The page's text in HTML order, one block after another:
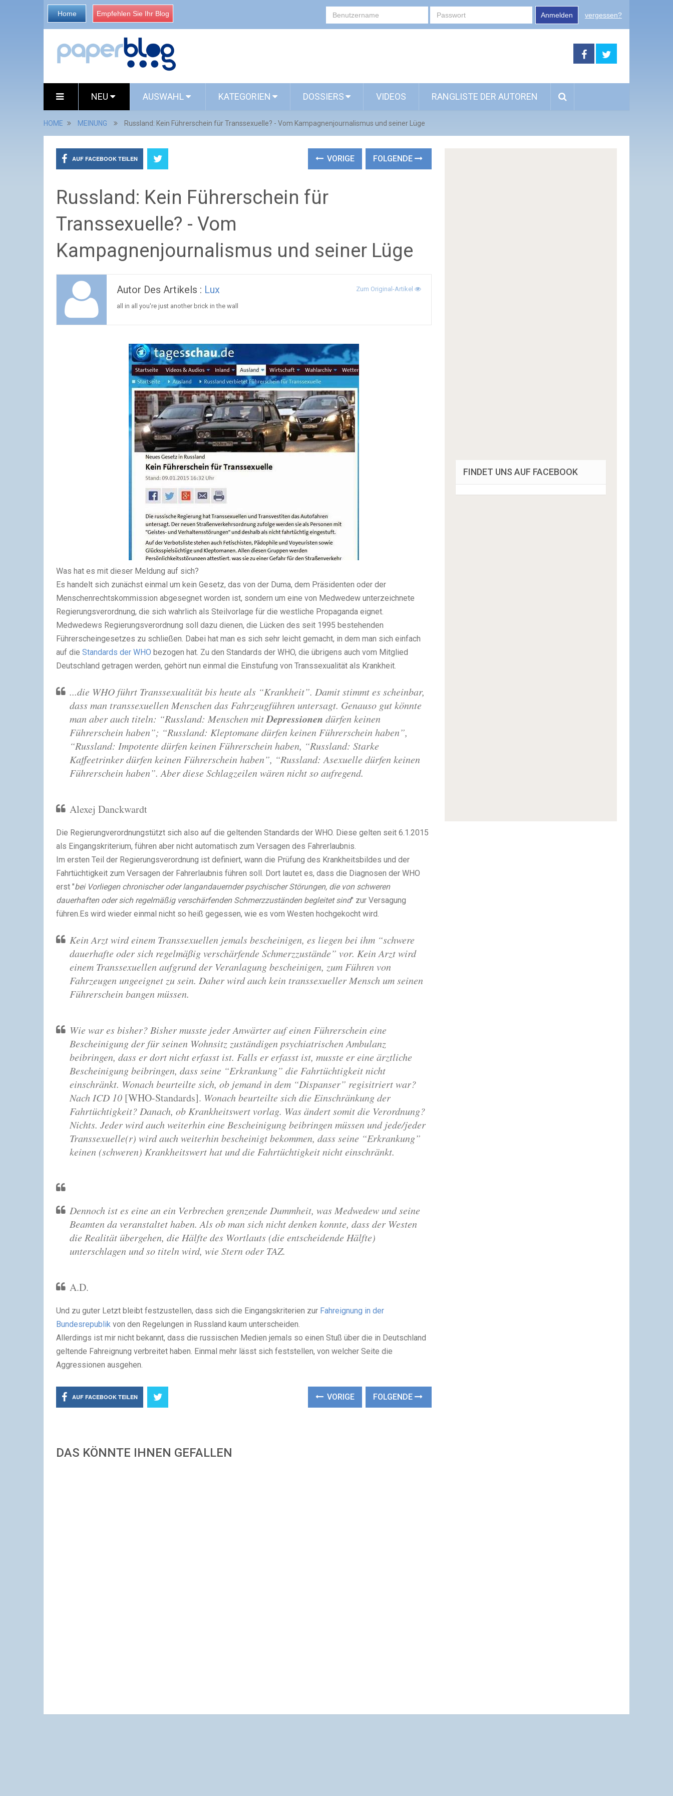
Home Empfehlen Sie Ihr Blog Anmelden vergessen?
NEU AUSWAHL KATEGORIEN DOSSIERS VIDEOS RANGLISTE DER AUTOREN
HOME MEINUNG Russland: Kein Führerschein für Transsexuelle? - Vom Kampagnenjournalismus und seiner Lüge
AUF FACEBOOK TEILEN VORIGE FOLGENDE
Russland: Kein Führerschein für
Transsexuelle? - Vom
Kampagnenjournalismus und seiner Lüge
Autor Des Artikels : Lux Zum Original-Artikel
all in all you're just another brick in the wall
Was hat es mit dieser Meldung auf sich?
Es handelt sich zunächst einmal um kein Gesetz, das von der Duma, dem Präsidenten oder der
Menschenrechtskommission abgesegnet worden ist, sondern um eine von Medwedew unterzeichnete
Regierungsverordnung, die sich wahrlich als Steilvorlage für die westliche Propaganda eignet.
Medwedews Regierungsverordnung soll dazu dienen, die Lücken des seit 1995 bestehenden
Führerscheingesetzes zu schließen. Dabei hat man es sich sehr leicht gemacht, in dem man sich einfach
auf die Standards der WHO bezogen hat. Zu den Standards der WHO, die übrigens auch vom Mitglied
Deutschland getragen werden, gehört nun einmal die Einstufung von Transsexualität als Krankheit.
...die WHO führt Transsexualität bis heute als “Krankheit”. Damit stimmt es scheinbar,
dass man transsexuellen Menschen das Fahrzeugführen untersagt. Genauso gut könnte
man aber auch titeln: “Russland: Menschen mitDepressionen dürfen keinen
Führerschein haben”; “Russland: Kleptomane dürfen keinen Führerschein haben”,
“Russland: Impotente dürfen keinen Führerschein haben, “Russland: Starke
Kaffeetrinker dürfen keinen Führerschein haben”, “Russland: Asexuelle dürfen keinen
Führerschein haben”. Aber diese Schlagzeilen wären nicht so aufregend.
Alexej Danckwardt
Die Regierungverordnungstützt sich also auf die geltenden Standards der WHO. Diese gelten seit 6.1.2015
als Eingangskriterium, führen aber nicht automatisch zum Versagen des Fahrerlaubnis.
Im ersten Teil der Regierungsverordnung ist definiert, wann die Prüfung des Krankheitsbildes und der
Fahrtüchtigkeit zum Versagen der Fahrerlaubnis führen soll. Dort lautet es, dass die Diagnosen der WHO
erst "bei Vorliegen chronischer oder langandauernder psychischer Störungen, die von schweren
dauerhaften oder sich regelmäßig verschärfenden Schmerzzuständen begleitet sind" zur Versagung
führen.Es wird wieder einmal nicht so heiß gegessen, wie es vom Westen hochgekocht wird.
Kein Arzt wird einem Transsexuellen jemals bescheinigen, es liegen bei ihm “schwere
dauerhafte oder sich regelmäßig verschärfende Schmerzzustände” vor. Kein Arzt wird
einem Transsexuellen aufgrund der Veranlagung bescheinigen, zum Führen von
Fahrzeugen ungeeignet zu sein. Daher wird auch kein transsexueller Mensch um seinen
Führerschein bangen müssen.
Wie war es bisher? Bisher musste jeder Anwärter auf einen Führerschein eine
Bescheinigung der für seinen Wohnsitz zuständigen psychiatrischen Ambulanz
beibringen, dass er dort nicht erfasst ist. Falls er erfasst ist, musste er eine ärztliche
Bescheinigung beibringen, dass seine “Erkrankung” die Fahrtüchtigkeit nicht
einschränkt. Wonach beurteilte sich, ob jemand in dem “Dispanser” regisitriert war?
Nach ICD 10 [WHO-Standards]. Wonach beurteilte sich die Einschränkung der
Fahrtüchtigkeit? Danach, ob Krankheitswert vorlag. Was ändert somit die Verordnung?
Nichts. Jeder wird auch weiterhin eine Bescheinigung beibringen müssen und jede/jeder
Transsexuelle(r) wird auch weiterhin bescheinigt bekommen, dass seine “Erkrankung”
keinen (schweren) Krankheitswert hat und die Fahrtüchtigkeit nicht einschränkt.
Dennoch ist es eine an ein Verbrechen grenzende Dummheit, was Medwedew und seine
Beamten da veranstaltet haben. Als ob man sich nicht denken konnte, dass der Westen
die Realität übergehen, die Hälfte des Wortlauts (die entscheidende Hälfte)
unterschlagen und so titeln wird, wie Stern oder TAZ.
A.D.
Und zu guter Letzt bleibt festzustellen, dass sich die Eingangskriterien zur Fahreignung in der
Bundesrepublik von den Regelungen in Russland kaum unterscheiden.
Allerdings ist mir nicht bekannt, dass die russischen Medien jemals so einen Stuß über die in Deutschland
geltende Fahreignung verbreitet haben. Einmal mehr lässt sich feststellen, von welcher Seite die
Aggressionen ausgehen.
AUF FACEBOOK TEILEN VORIGE FOLGENDE
DAS KÖNNTE IHNEN GEFALLEN
FINDET UNS AUF FACEBOOK